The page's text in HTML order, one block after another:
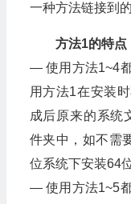
一种方法链接到
方法1的特点
— 使用方法1~4
用方法1在安装
成后原来的系统
件夹中，如不需
位系统下安装64
— 使用方法1~5